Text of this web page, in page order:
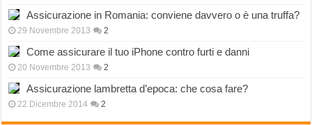
Assicurazione in Romania: conviene davvero o è una truffa?
29 Novembre 2013 2
Come assicurare il tuo iPhone contro furti e danni
20 Novembre 2013 2
Assicurazione lambretta d’epoca: che cosa fare?
22 Dicembre 2014 2